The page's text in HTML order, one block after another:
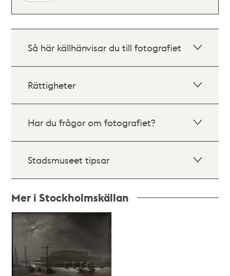
Så här källhänvisar du till fotografiet
Rättigheter
Har du frågor om fotografiet?
Stadsmuseet tipsar
Mer i Stockholmskällan
Relaterade
poster
teman